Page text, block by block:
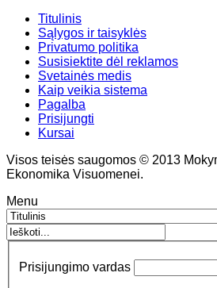
Titulinis
Sąlygos ir taisyklės
Privatumo politika
Susisiektite dėl reklamos
Svetainės medis
Kaip veikia sistema
Pagalba
Prisijungti
Kursai
Visos teisės saugomos © 2013
Ekonomika Visuomenei.
Menu
Prisijungimo vardas